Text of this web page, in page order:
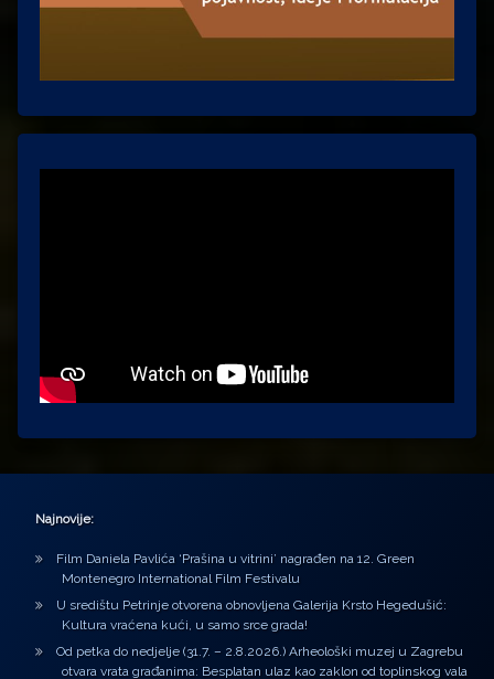
Najnovije:
Film Daniela Pavlića ‘Prašina u vitrini’ nagrađen na 12. Green
Montenegro International Film Festivalu
U središtu Petrinje otvorena obnovljena Galerija Krsto Hegedušić:
Kultura vraćena kući, u samo srce grada!
Od petka do nedjelje (31.7. – 2.8.2026.) Arheološki muzej u Zagrebu
otvara vrata građanima: Besplatan ulaz kao zaklon od toplinskog vala